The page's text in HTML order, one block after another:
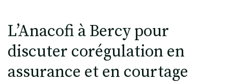
L’Anacofi à Bercy pour
discuter corégulation en
assurance et en courtage